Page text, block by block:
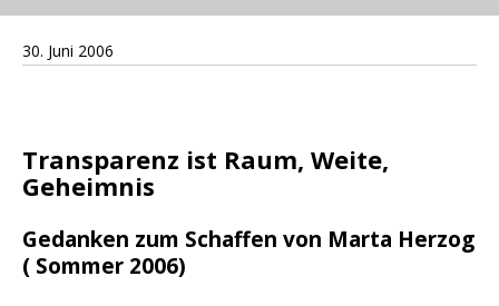
30. Juni 2006
Transparenz ist Raum, Weite,
Geheimnis
Gedanken zum Schaffen von Marta Herzog
( Sommer 2006)